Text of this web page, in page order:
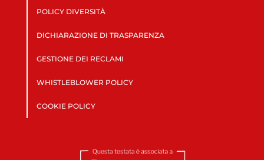
POLICY DIVERSITÀ
DICHIARAZIONE DI TRASPARENZA
GESTIONE DEI RECLAMI
WHISTLEBLOWER POLICY
COOKIE POLICY